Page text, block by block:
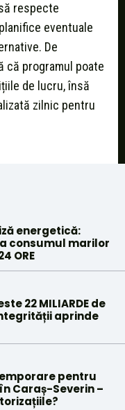
respecte
eventuale
De
că programul poate
de lucru, însă
zilnic pentru
energetică:
consumul marilor
ORE
22 MILIARDE de
aprinde
pentru
în Caraș-Severin –